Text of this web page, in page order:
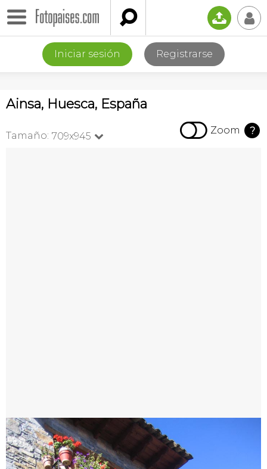
 📤 👤
Iniciar sesión Registrarse
Ainsa, Huesca, España
Tamaño: 709x945   Zoom ?